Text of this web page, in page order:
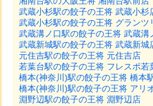
武蔵小杉駅の餃子の王将 武蔵小杉
武蔵小杉駅の餃子の王将 グランツ
武蔵溝ノ口駅の餃子の王将 武蔵溝
武蔵新城駅の餃子の王将 武蔵新城
元住吉駅の餃子の王将 元住吉店
若葉台駅の餃子の王将 フレスポ若
橋本(神奈川)駅の餃子の王将 橋本
橋本(神奈川)駅の餃子の王将 アリ
淵野辺駅の餃子の王将 淵野辺店